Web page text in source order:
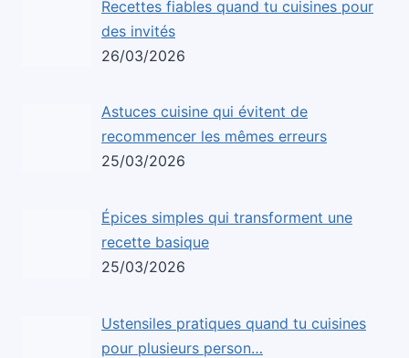
Recettes fiables quand tu cuisines pour
des invités
26/03/2026
Astuces cuisine qui évitent de
recommencer les mêmes erreurs
25/03/2026
Épices simples qui transforment une
recette basique
25/03/2026
Ustensiles pratiques quand tu cuisines
pour plusieurs person…